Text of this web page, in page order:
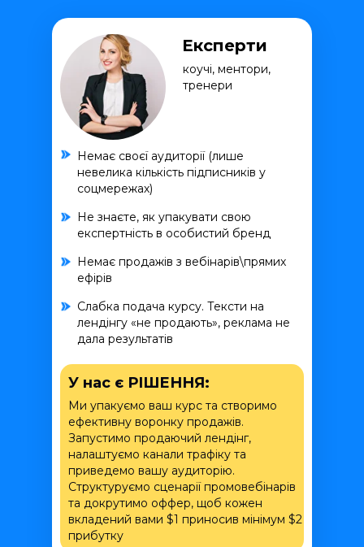
Експерти
коучі, ментори,
тренери
У нас є РІШЕННЯ:
Ми упакуємо ваш курс та створимо
ефективну воронку продажів.
Запустимо продаючий лендінг,
налаштуємо канали трафіку та
приведемо вашу аудиторію.
Структуруємо сценарії промовебінарів
та докрутимо оффер, щоб кожен
вкладений вами $1 приносив мінімум $2
прибутку
Немає своєї аудиторії (лише
невелика кількість підписників у
соцмережах)
Не знаєте, як упакувати свою
експертність в особистий бренд
Немає продажів з вебінарів\прямих
ефірів
Слабка подача курсу. Тексти на
лендінгу «не продають», реклама не
дала результатів